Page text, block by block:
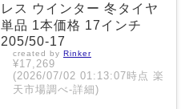
レス ウインター 冬タイヤ
単品 1本価格 17インチ
205/50-17
created by Rinker
¥17,269
(2026/07/02 01:13:07時点 楽
天市場調べ-詳細)